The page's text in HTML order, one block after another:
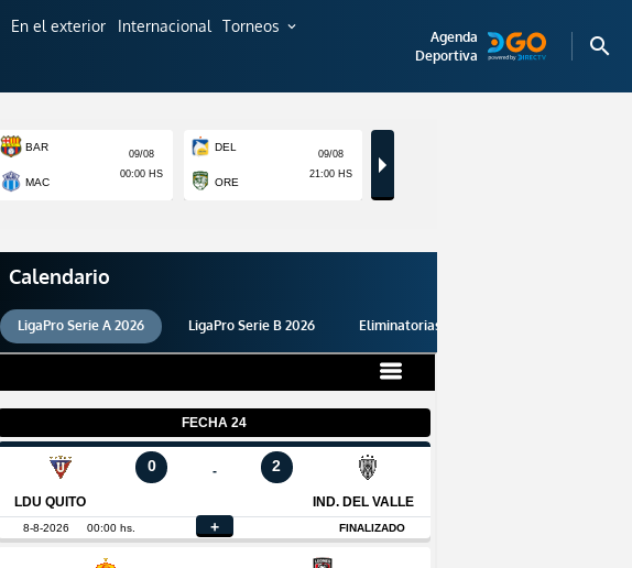
En el exterior Internacional Torneos expand_more
Agenda
Deportiva
search
Calendario
LigaPro Serie A 2026 LigaPro Serie B 2026 Eliminatorias 2026